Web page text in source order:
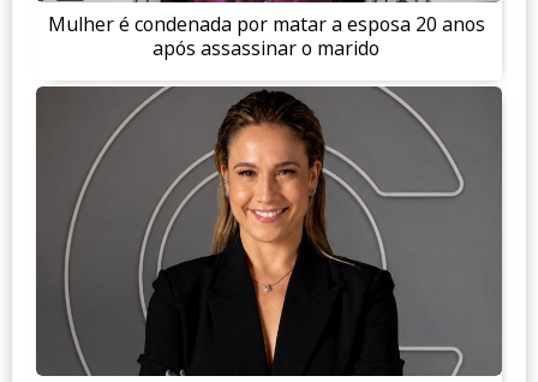
Mulher é condenada por matar a esposa 20 anos
após assassinar o marido